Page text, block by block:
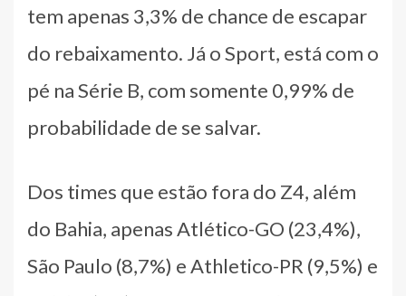
tem apenas 3,3% de chance de escapar
do rebaixamento. Já o Sport, está com o
pé na Série B, com somente 0,99% de
probabilidade de se salvar.
Dos times que estão fora do Z4, além
do Bahia, apenas Atlético-GO (23,4%),
São Paulo (8,7%) e Athletico-PR (9,5%) e